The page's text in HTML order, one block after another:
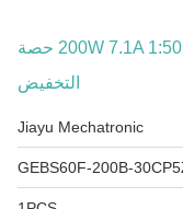
محركات بوابة السرعة العزمية العالية 200W 7.1A 1:50 حصة
التخفيض
Jiayu Mechatronic
GEBS60F-200B-